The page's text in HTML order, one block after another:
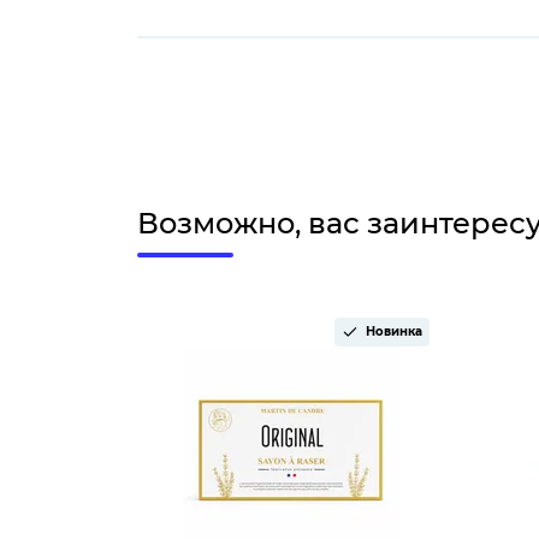
Возможно, вас
Новинка